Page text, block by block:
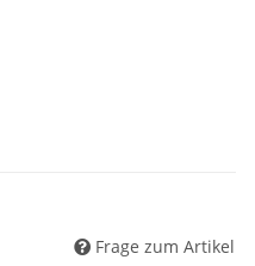
Frage zum Artikel